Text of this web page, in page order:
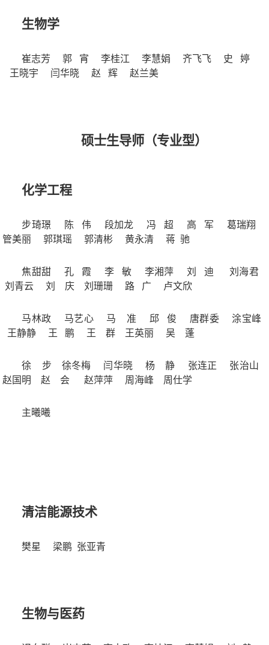
生物学
崔志芳 郭 宵 李桂江 李慧娟 齐飞飞
史 婷
王晓宇
闫华晓 赵 辉 赵兰美
硕士生导师（专业型）
化学工程
步琦璟 陈 伟 段加龙 冯 超 高 军
葛瑞翔
管美丽
郭琪瑶 郭清彬 黄永清 蒋 驰
焦甜甜 孔 霞 李 敏 李湘萍 刘 迪
刘海君
刘青云
刘 庆 刘珊珊 路 广 卢文欣
马林政 马艺心 马 准 邱 俊 唐群委
涂宝峰
王静静
王 鹏 王 群 王英丽 吴 蓬
徐 步 徐冬梅 闫华晓 杨 静 张连正
张治山
赵国明
赵 会 赵萍萍 周海峰 周仕学
主曦曦
清洁能源技术
樊星 梁鹏 张亚青
生物与医药